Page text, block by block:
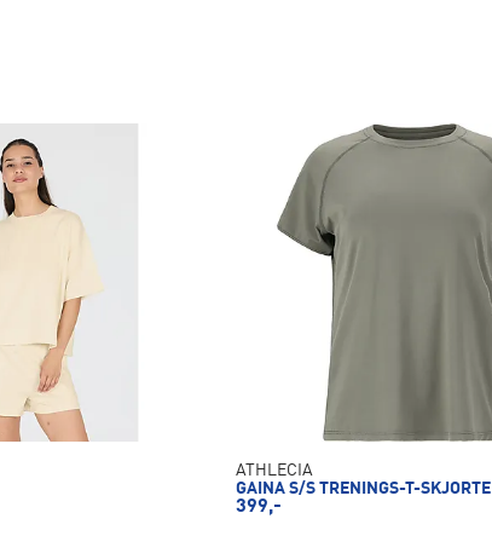
ATHLECIA
GAINA S/S TRENINGS-T-
399,-